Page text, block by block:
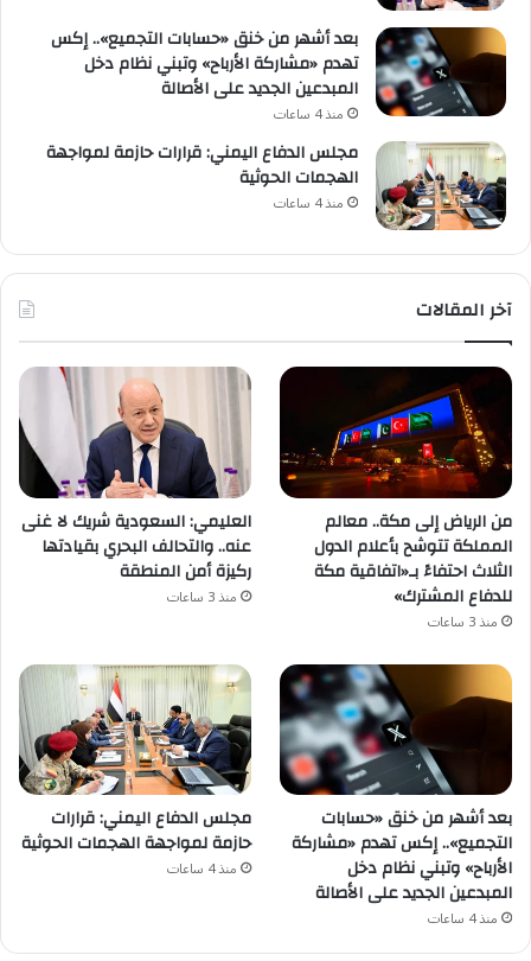
بعد أشهر من خنق «حسابات التجميع».. إكس
تهدم «مشاركة الأرباح» وتبني نظام دخل
المبدعين الجديد على الأصالة
منذ 4 ساعات
مجلس الدفاع اليمني: قرارات حازمة لمواجهة
الهجمات الحوثية
منذ 4 ساعات
آخر المقالات
من الرياض إلى مكة.. معالم
المملكة تتوشح بأعلام الدول
الثلاث احتفاءً بـ«اتفاقية مكة
للدفاع المشترك»
منذ 3 ساعات
العليمي: السعودية شريك لا غنى
عنه.. والتحالف البحري بقيادتها
ركيزة أمن المنطقة
منذ 3 ساعات
بعد أشهر من خنق «حسابات
التجميع».. إكس تهدم «مشاركة
الأرباح» وتبني نظام دخل
المبدعين الجديد على الأصالة
منذ 4 ساعات
مجلس الدفاع اليمني: قرارات
حازمة لمواجهة الهجمات الحوثية
منذ 4 ساعات